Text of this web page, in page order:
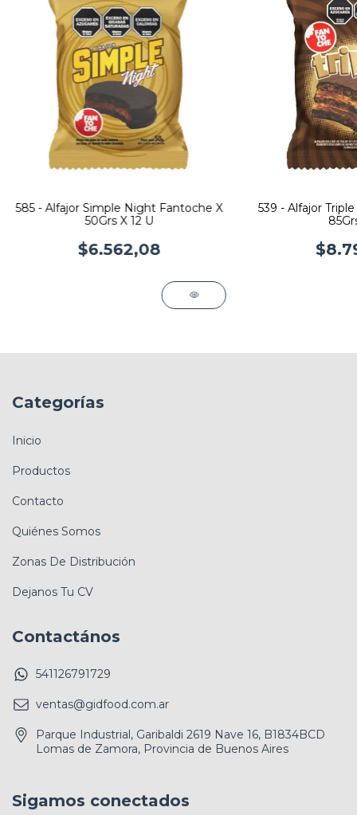
585 - Alfajor Simple Night Fantoche X
50Grs X 12 U
$6.562,08
539 - Alfajor
Categorías
Inicio
Productos
Contacto
Quiénes Somos
Zonas De Distribución
Dejanos Tu CV
Contactános
541126791729
ventas@gidfood.com.ar
Parque Industrial, Garibaldi 2619 Nave 16, B1834BCD
Lomas de Zamora, Provincia de Buenos Aires
Sigamos conectados